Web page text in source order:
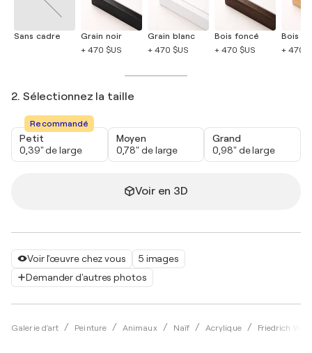
Voir l'œuvre chez vous
5 images
Demander d'autres photos
Galerie d'art Peinture Animaux Naïf Acrylique Friedrich
Sans cadre
Grain noir
+ 470 $US
Grain blanc
+ 470 $US
Bois foncé
+ 470 $US
Bois
+ 470
2. Sélectionnez la taille
Recommandé
Petit
0,39" de large
Moyen
0,78" de large
Grand
0,98" de large
Voir en 3D